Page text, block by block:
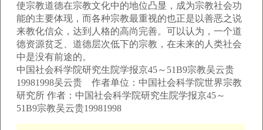
使宗教道德在宗教文化中的地位凸显，成为宗教社会功
能的主要体现，而各种宗教最重视的也正是以善恶之说
来教化信众，达到人格的高尚完善。可以认为，一个道
德资源贫乏、道德层次低下的宗教，在未来的人类社会
中是没有前途的。
中国社会科学院研究生院学报京45～51B9宗教吴云贵
19981998吴云贵 作者单位：中国社会科学院世界宗教
研究所 作者：中国社会科学院研究生院学报京45～
51B9宗教吴云贵19981998